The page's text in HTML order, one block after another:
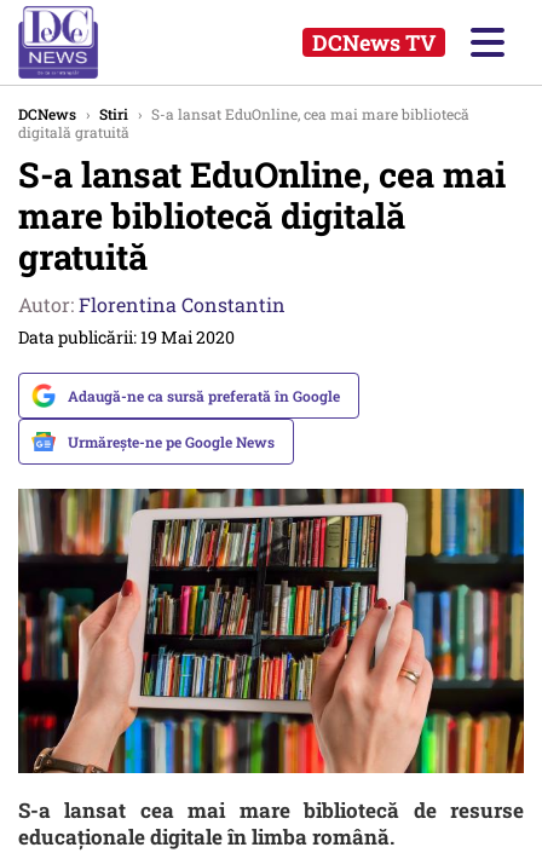
DCNews TV
DCNews › Stiri › S-a lansat EduOnline, cea mai mare bibliotecă
digitală gratuită
S-a lansat EduOnline, cea mai
mare bibliotecă digitală
gratuită
Autor:Florentina Constantin
Data publicării: 19 Mai 2020
Adaugă-ne ca sursă preferată în Google
Urmărește-ne pe Google News
S-a lansat cea mai mare bibliotecă de resurse
educaționale digitale în limba română.